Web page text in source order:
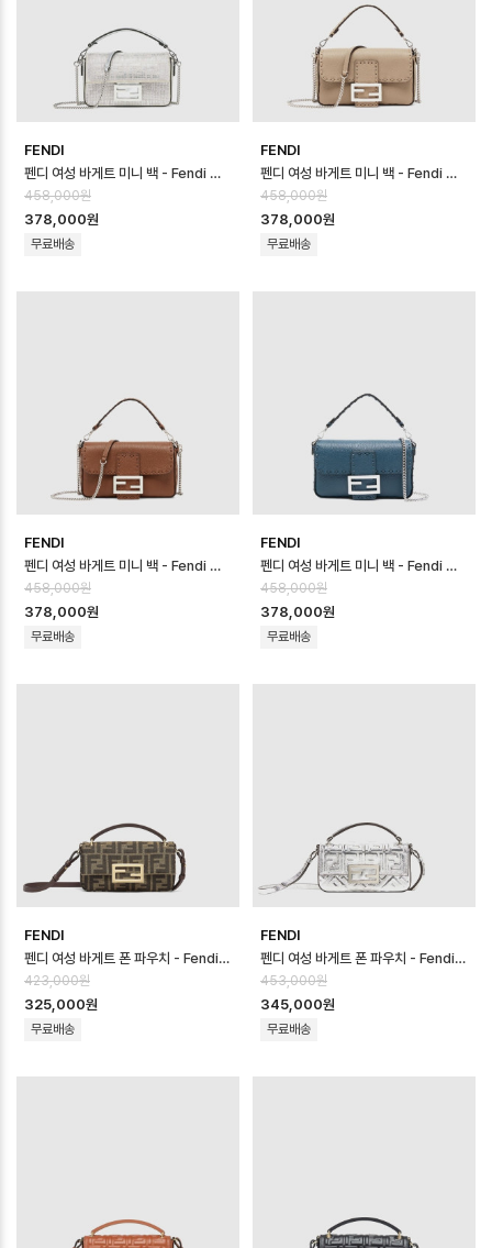
FENDI
펜디 여성 바게트 미니 백 - Fendi Womens Baguette Mini Bag - …
458,000원
378,000원
무료배송
FENDI
펜디 여성 바게트 미니 백 - Fendi Womens Baguette Mini Bag - …
458,000원
378,000원
무료배송
FENDI
펜디 여성 바게트 미니 백 - Fendi Womens Baguette Mini Bag - …
458,000원
378,000원
무료배송
FENDI
펜디 여성 바게트 미니 백 - Fendi Womens Baguette Mini Bag - …
458,000원
378,000원
무료배송
FENDI
펜디 여성 바게트 폰 파우치 - Fendi Womens Baguette Phone Pouc…
423,000원
325,000원
무료배송
FENDI
펜디 여성 바게트 폰 파우치 - Fendi Womens Baguette Phone Pouc…
453,000원
345,000원
무료배송